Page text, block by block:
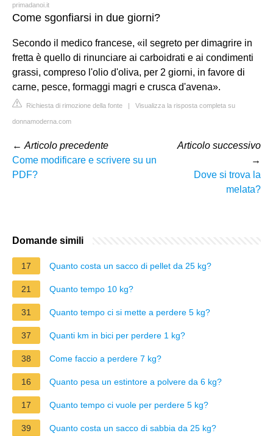
primadanoi.it
Come sgonfiarsi in due giorni?
Secondo il medico francese, «il segreto per dimagrire in
fretta è quello di rinunciare ai carboidrati e ai condimenti
grassi, compreso l'olio d'oliva, per 2 giorni, in favore di
carne, pesce, formaggi magri e crusca d'avena».
Richiesta di rimozione della fonte | Visualizza la risposta completa su
donnamoderna.com
← Articolo precedente
Come modificare e scrivere su un
PDF?
Articolo successivo
→
Dove si trova la
melata?
Domande simili
17 Quanto costa un sacco di pellet da 25 kg?
21 Quanto tempo 10 kg?
31 Quanto tempo ci si mette a perdere 5 kg?
37 Quanti km in bici per perdere 1 kg?
38 Come faccio a perdere 7 kg?
16 Quanto pesa un estintore a polvere da 6 kg?
17 Quanto tempo ci vuole per perdere 5 kg?
39 Quanto costa un sacco di sabbia da 25 kg?